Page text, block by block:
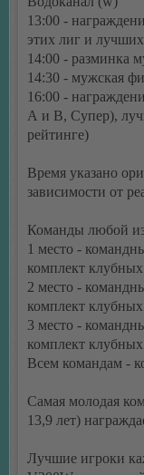
13:00 -
этих лиг и
14:00 - разминка
14:30 - мужская
16:00 -
А и В, Супер),
рейтинге)
Время указано
зависимости от
Команды любой
1 место -
комплект
2 место -
комплект
3 место -
комплект
Всем командам -
Самая молодая
13,9 лет)
Лучшие игроки